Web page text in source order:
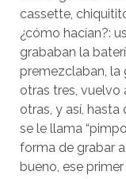
cassette,
¿cómo hacían?:
grababan la
premezclaban, la
otras tres, vuelvo
otras, y así, hasta
se le llama
forma de grabar
bueno, ese